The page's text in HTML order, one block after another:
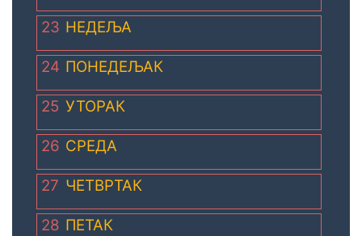
23 НЕДЕЉА
24 ПОНЕДЕЉАК
25 УТОРАК
26 СРЕДА
27 ЧЕТВРТАК
28 ПЕТАК